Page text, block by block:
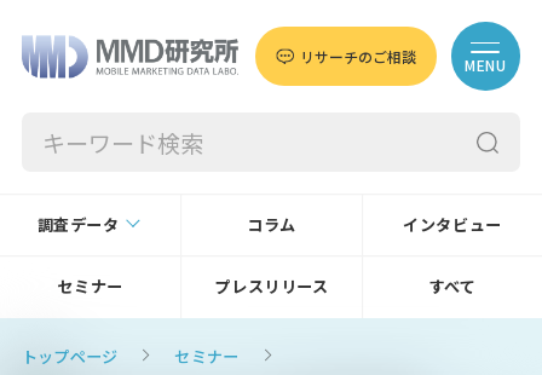
リサーチのご相談 MENU
調査データ コラム インタビュー
セミナー プレスリリース すべて
トップページ
セミナー